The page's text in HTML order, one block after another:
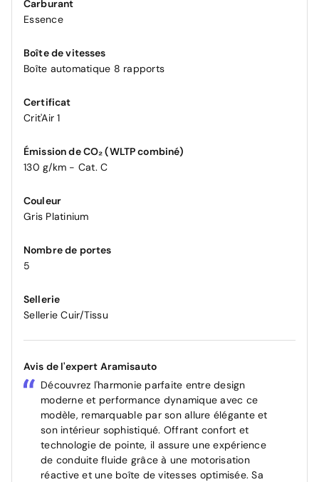
Carburant
Essence
Boîte de vitesses
Boîte automatique 8 rapports
Certificat
Crit'Air 1
Émission de CO₂ (WLTP combiné)
130 g/km - Cat. C
Couleur
Gris Platinium
Nombre de portes
5
Sellerie
Sellerie Cuir/Tissu
Avis de l'expert Aramisauto
Découvrez l'harmonie parfaite entre design
moderne et performance dynamique avec ce
modèle, remarquable par son allure élégante et
son intérieur sophistiqué. Offrant confort et
technologie de pointe, il assure une expérience
de conduite fluide grâce à une motorisation
réactive et une boîte de vitesses optimisée. Sa